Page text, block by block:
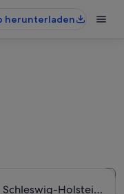
herunterladen
Holstein,